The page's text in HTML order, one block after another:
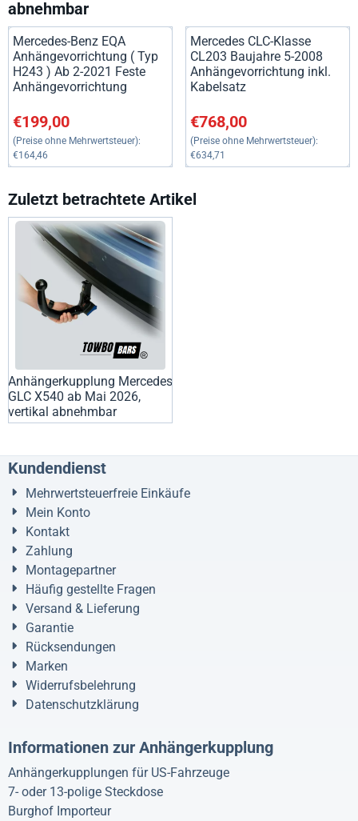
abnehmbar
Mercedes-Benz EQA
Anhängevorrichtung ( Typ
H243 ) Ab 2-2021 Feste
Anhängevorrichtung
Preis: 199,00, ohne MwSt.: 164,46
€199,00
(Preise ohne Mehrwertsteuer):
€164,46
Mercedes CLC-Klasse
CL203 Baujahre 5-2008
Anhängevorrichtung inkl.
Kabelsatz
Preis: 768,00, ohne MwSt.:
€768,00
(Preise ohne Mehrwertsteuer):
€634,71
Zuletzt betrachtete Artikel
Anhängerkupplung Mercedes
GLC X540 ab Mai 2026,
vertikal abnehmbar
Kundendienst
Mehrwertsteuerfreie Einkäufe
Mein Konto
Kontakt
Zahlung
Montagepartner
Häufig gestellte Fragen
Versand & Lieferung
Garantie
Rücksendungen
Marken
Widerrufsbelehrung
Datenschutzklärung
Informationen zur Anhängerkupplung
Anhängerkupplungen für US-Fahrzeuge
7- oder 13-polige Steckdose
Burghof Importeur